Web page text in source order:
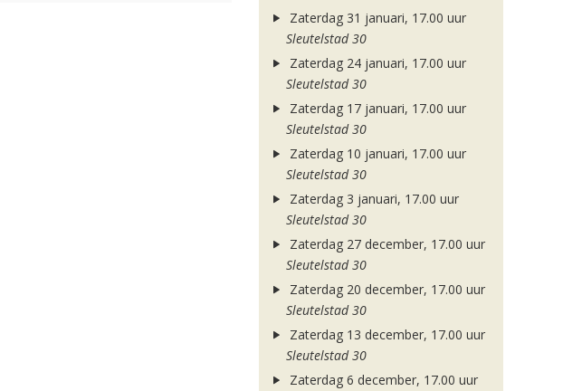
Zaterdag 31 januari, 17.00 uur
Sleutelstad 30
Zaterdag 24 januari, 17.00 uur
Sleutelstad 30
Zaterdag 17 januari, 17.00 uur
Sleutelstad 30
Zaterdag 10 januari, 17.00 uur
Sleutelstad 30
Zaterdag 3 januari, 17.00 uur
Sleutelstad 30
Zaterdag 27 december, 17.00 uur
Sleutelstad 30
Zaterdag 20 december, 17.00 uur
Sleutelstad 30
Zaterdag 13 december, 17.00 uur
Sleutelstad 30
Zaterdag 6 december, 17.00 uur